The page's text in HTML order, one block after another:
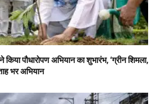
पौधारोपण अभियान का शुभारंभ, ‘ग्रीन शिमला,
भर अभियान